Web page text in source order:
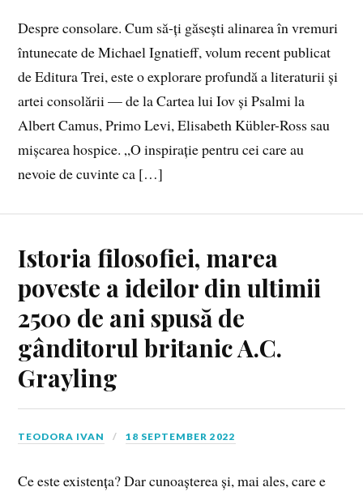
Despre consolare. Cum să-ți găsești alinarea în vremuri
întunecate de Michael Ignatieff, volum recent publicat
de Editura Trei, este o explorare profundă a literaturii și
artei consolării — de la Cartea lui Iov și Psalmi la
Albert Camus, Primo Levi, Elisabeth Kübler-Ross sau
mișcarea hospice. „O inspirație pentru cei care au
nevoie de cuvinte ca […]
Istoria filosofiei, marea
poveste a ideilor din ultimii
2500 de ani spusă de
gânditorul britanic A.C.
Grayling
TEODORA IVAN 18 SEPTEMBER 2022
Ce este existența? Dar cunoașterea și, mai ales, care e